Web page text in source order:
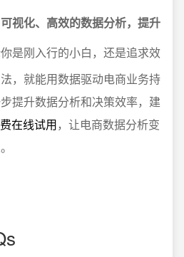
视化、高效的数据分析，提升
是刚入行的小白，还是追求效
，就能用数据驱动电商业务持
提升数据分析和决策效率，建
在线试用，让电商数据分析变